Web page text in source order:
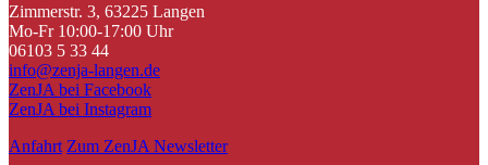
Zimmerstr. 3, 63225 Langen
Mo-Fr 10:00-17:00 Uhr
06103 5 33 44
info@zenja-langen.de
ZenJA bei Facebook
ZenJA bei Instagram
Anfahrt Zum ZenJA Newsletter